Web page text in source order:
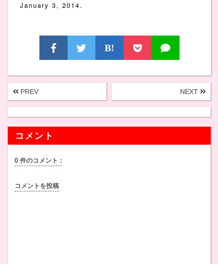
January 3, 2014.
B!
PREV NEXT
コメント
0 件のコメント :
コメントを投稿